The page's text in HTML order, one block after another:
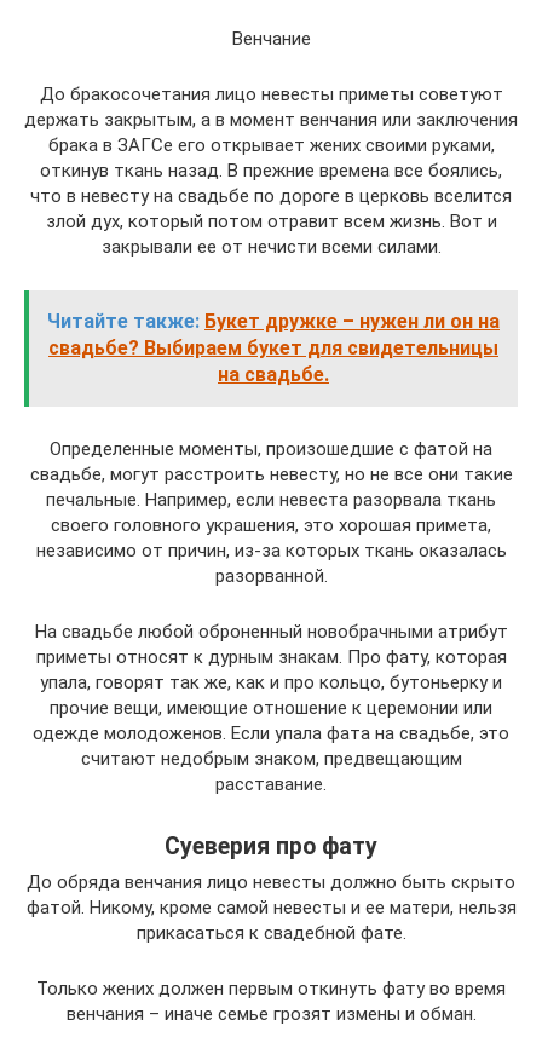
Венчание
До бракосочетания лицо невесты приметы советуют
держать закрытым, а в момент венчания или заключения
брака в ЗАГСе его открывает жених своими руками,
откинув ткань назад. В прежние времена все боялись,
что в невесту на свадьбе по дороге в церковь вселится
злой дух, который потом отравит всем жизнь. Вот и
закрывали ее от нечисти всеми силами.
Читайте также: Букет дружке – нужен ли он на
свадьбе? Выбираем букет для свидетельницы
на свадьбе.
Определенные моменты, произошедшие с фатой на
свадьбе, могут расстроить невесту, но не все они такие
печальные. Например, если невеста разорвала ткань
своего головного украшения, это хорошая примета,
независимо от причин, из-за которых ткань оказалась
разорванной.
На свадьбе любой оброненный новобрачными атрибут
приметы относят к дурным знакам. Про фату, которая
упала, говорят так же, как и про кольцо, бутоньерку и
прочие вещи, имеющие отношение к церемонии или
одежде молодоженов. Если упала фата на свадьбе, это
считают недобрым знаком, предвещающим
расставание.
Суеверия про фату
До обряда венчания лицо невесты должно быть скрыто
фатой. Никому, кроме самой невесты и ее матери, нельзя
прикасаться к свадебной фате.
Только жених должен первым откинуть фату во время
венчания – иначе семье грозят измены и обман.